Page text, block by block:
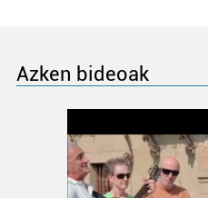
Azken bideoak